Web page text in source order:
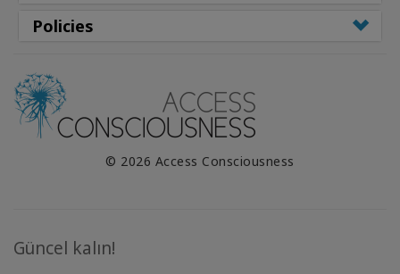
Policies
© 2026 Access Consciousness
Güncel kalın!